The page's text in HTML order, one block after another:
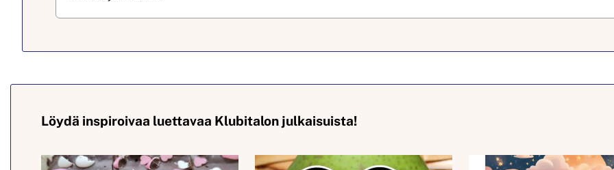
Löydä inspiroivaa luettavaa Klubitalon julkaisuista!